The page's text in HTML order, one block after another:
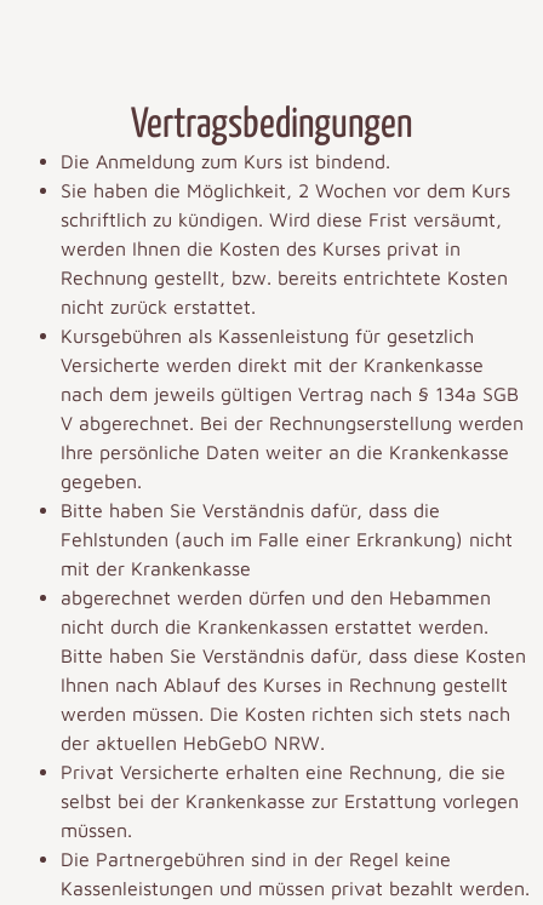
Vertragsbedingungen
Die Anmeldung zum Kurs ist bindend.
Sie haben die Möglichkeit, 2 Wochen vor dem Kurs
schriftlich zu kündigen. Wird diese Frist versäumt,
werden Ihnen die Kosten des Kurses privat in
Rechnung gestellt, bzw. bereits entrichtete Kosten
nicht zurück erstattet.
Kursgebühren als Kassenleistung für gesetzlich
Versicherte werden direkt mit der Krankenkasse
nach dem jeweils gültigen Vertrag nach § 134a SGB
V abgerechnet. Bei der Rechnungserstellung werden
Ihre persönliche Daten weiter an die Krankenkasse
gegeben.
Bitte haben Sie Verständnis dafür, dass die
Fehlstunden (auch im Falle einer Erkrankung) nicht
mit der Krankenkasse
abgerechnet werden dürfen und den Hebammen
nicht durch die Krankenkassen erstattet werden.
Bitte haben Sie Verständnis dafür, dass diese Kosten
Ihnen nach Ablauf des Kurses in Rechnung gestellt
werden müssen. Die Kosten richten sich stets nach
der aktuellen HebGebO NRW.
Privat Versicherte erhalten eine Rechnung, die sie
selbst bei der Krankenkasse zur Erstattung vorlegen
müssen.
Die Partnergebühren sind in der Regel keine
Kassenleistungen und müssen privat bezahlt werden.